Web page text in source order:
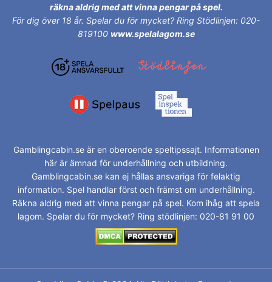
räkna aldrig med att vinna pengar på spel.
För dig över 18 år. Spelar du för mycket? Ring Stödlinjen: 020-
819100 www.spelalagom.se
Gamblingcabin.se är en oberoende speltipssajt. Informationen
här är ämnad för underhållning och utbildning.
Gamblingcabin.se kan ej hållas ansvariga för felaktig
information. Spel handlar först och främst om underhållning.
Räkna aldrig med att vinna pengar på spel. Kom ihåg att spela
lagom. Spelar du för mycket? Ring stödlinjen: 020-81 91 00